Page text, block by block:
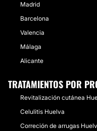
Madrid
Barcelona
Valencia
Málaga
Alicante
TRATAMIENTOS POR
Revitalización cutánea
Celulitis Huelva
Correción de arrugas